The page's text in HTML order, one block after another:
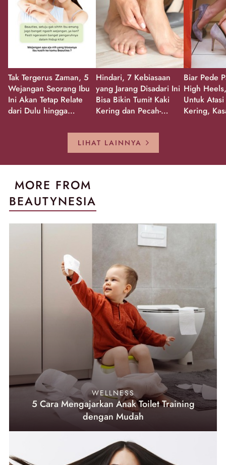
Tak Tergerus Zaman, 5
Wejangan Seorang Ibu
Ini Akan Tetap Relate
dari Dulu hingga
Hindari, 7 Kebiasaan
yang Jarang Disadari Ini
Bisa Bikin Tumit Kaki
Kering dan Pecah-
Biar Pede
High
Untuk
Kering,
LIHAT LAINNYA
MORE FROM
BEAUTYNESIA
WELLNESS
5 Cara Mengajarkan Anak Toilet Training
dengan Mudah